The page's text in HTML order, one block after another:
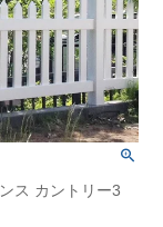
ス カントリー3